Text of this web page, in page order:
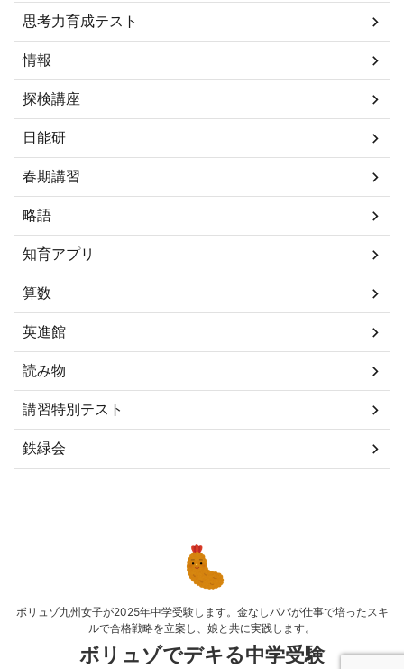
思考力育成テスト
情報
探検講座
日能研
春期講習
略語
知育アプリ
算数
英進館
読み物
講習特別テスト
鉄緑会
ボリュゾ九州女子が2025年中学受験します。金なしパパが仕事で培ったスキ
ルで合格戦略を立案し、娘と共に実践します。
ボリュゾでデキる中学受験